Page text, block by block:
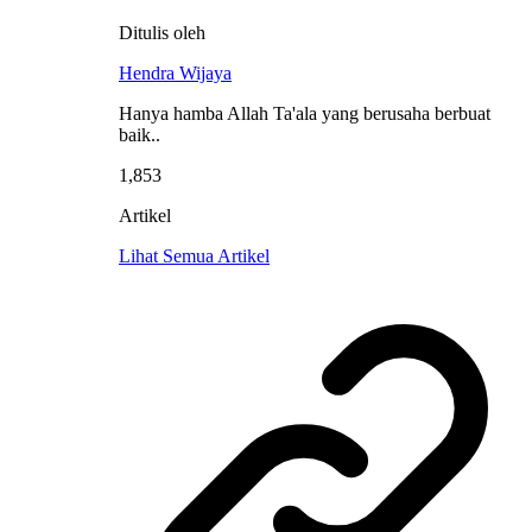
Ditulis oleh
Hendra Wijaya
Hanya hamba Allah Ta'ala yang berusaha berbuat
baik..
1,853
Artikel
Lihat Semua Artikel